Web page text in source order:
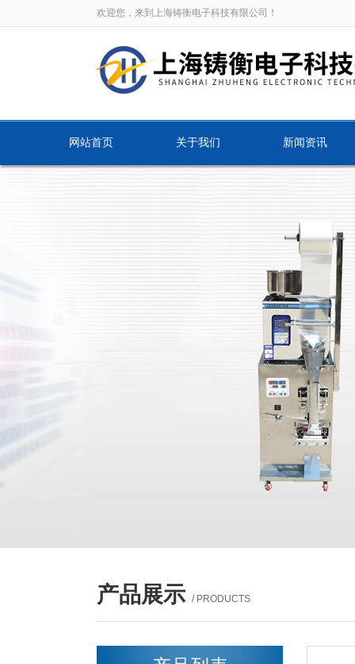
欢迎您，来到上海铸衡电子科技有限公司！
网站首页 关于我们 新闻资讯
产品展示 / PRODUCTS